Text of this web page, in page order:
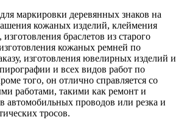
маркировки деревянных знаков на
кожаных изделий, клеймения
браслетов из старого
кожаных ремней по
изготовления ювелирных изделий и
и всех видов работ по
того, он отлично справляется со
работами, такими как ремонт и
автомобильных проводов или резка и
тросов.